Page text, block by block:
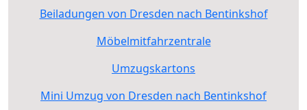
Beiladungen von Dresden nach Bentinkshof
Möbelmitfahrzentrale
Umzugskartons
Mini Umzug von Dresden nach Bentinkshof